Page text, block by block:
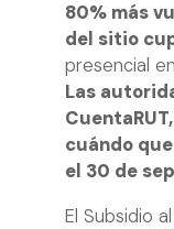
80% más
del sitio
presencial
Las
cuándo
el 30 de
El Subsidio